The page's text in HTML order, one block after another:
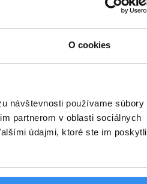
O cookies
návštevnosti používame súbory
partnerom v oblasti sociálnych
údajmi, ktoré ste im poskytli